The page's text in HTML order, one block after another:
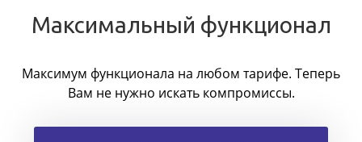
Максимальный функционал
Максимум функционала на любом тарифе. Теперь
Вам не нужно искать компромиссы.